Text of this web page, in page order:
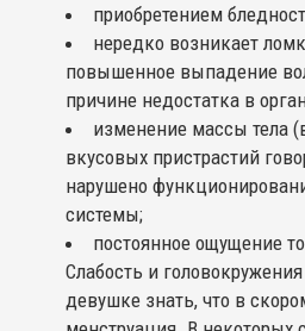
приобретением
нередко возникает
повышенное выпадение
причине недостатка в
изменение массы тела
вкусовых пристрастий
нарушено
системы;
постоянное ощущение
Слабость и
девушке знать, что в